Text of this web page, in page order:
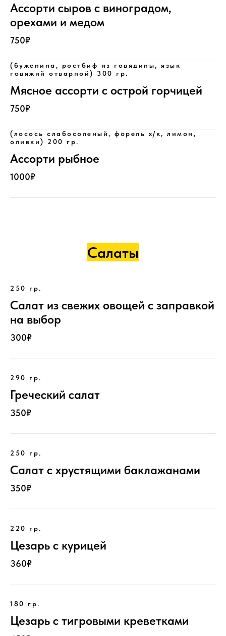
Ассорти сыров с виноградом,
орехами и медом
750₽
(буженина, ростбиф из говядины, язык
говяжий отварной) 300 гр.
Мясное ассорти с острой горчицей
750₽
(лосось слабосоленый, форель х/к, лимон,
оливки) 200 гр.
Ассорти рыбное
1000₽
Салаты
250 гр.
Салат из свежих овощей с заправкой
на выбор
300₽
290 гр.
Греческий салат
350₽
250 гр.
Салат с хрустящими баклажанами
350₽
220 гр.
Цезарь с курицей
360₽
180 гр.
Цезарь с тигровыми креветками